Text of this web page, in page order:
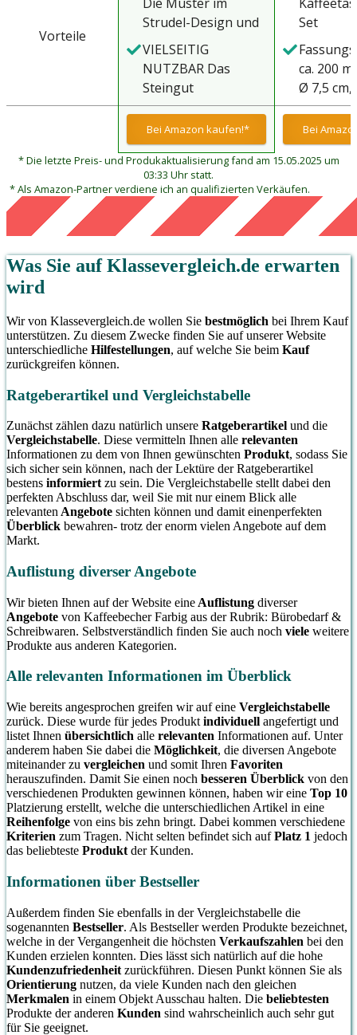
Vorteile
Strudel-Design und
bunten Farben
erinnern an einen
Regenbogen - ein
echter Eye-Catcher
für Deine Küche und
den Frühstücks-
Tisch - in 6 tollen
und einzigartigen
Farbtönen
VIELSEITIG
NUTZBAR Das
Steingut
Kaffeebecher-Set
eignet sich natürlich
nicht nur als Tee- &
Kaffee-Pott groß
sondern auch als
Trink-Becher für
heißen Kakao &
Schokolade oder als
Latte Mugs Set
Set
ca. 200
Ø 7,5 cm,
cm,
gängigen
Bei Amazon kaufen!* Bei
* Die letzte Preis- und Produkaktualisierung fand am 15.05.2025 um
03:33 Uhr statt.
* Als Amazon-Partner verdiene ich an qualifizierten Verkäufen.
Was Sie aufKlassevergleich.de erwarten
wird
Wir von Klassevergleich.de wollen Sie bestmöglich bei Ihrem Kauf
unterstützen. Zu diesem Zwecke finden Sie auf unserer Website
unterschiedliche Hilfestellungen, auf welche Sie beim Kauf
zurückgreifen können.
Ratgeberartikel und Vergleichstabelle
Zunächst zählen dazu natürlich unsere Ratgeberartikel und die
Vergleichstabelle. Diese vermitteln Ihnen alle relevanten
Informationen zu dem von Ihnen gewünschten Produkt, sodass Sie
sich sicher sein können, nach der Lektüre der Ratgeberartikel
bestens informiert zu sein. Die Vergleichstabelle stellt dabei den
perfekten Abschluss dar, weil Sie mit nur einem Blick alle
relevanten Angebote sichten können und damit einenperfekten
Überblick bewahren- trotz der enorm vielen Angebote auf dem
Markt.
Auflistung diverser Angebote
Wir bieten Ihnen auf der Website eine Auflistung diverser
Angebote von Kaffeebecher Farbig aus der Rubrik: Bürobedarf &
Schreibwaren. Selbstverständlich finden Sie auch noch viele weitere
Produkte aus anderen Kategorien.
Alle relevanten Informationen im Überblick
Wie bereits angesprochen greifen wir auf eine Vergleichstabelle
zurück. Diese wurde für jedes Produkt individuell angefertigt und
listet Ihnen übersichtlich alle relevanten Informationen auf. Unter
anderem haben Sie dabei die Möglichkeit, die diversen Angebote
miteinander zu vergleichen und somit Ihren Favoriten
herauszufinden. Damit Sie einen noch besseren Überblick von den
verschiedenen Produkten gewinnen können, haben wir eine Top 10
Platzierung erstellt, welche die unterschiedlichen Artikel in eine
Reihenfolge von eins bis zehn bringt. Dabei kommen verschiedene
Kriterien zum Tragen. Nicht selten befindet sich aufPlatz 1 jedoch
das beliebteste Produkt der Kunden.
Informationen über Bestseller
Außerdem finden Sie ebenfalls in der Vergleichstabelle die
sogenannten Bestseller. Als Bestseller werden Produkte bezeichnet,
welche in der Vergangenheit die höchsten Verkaufszahlen bei den
Kunden erzielen konnten. Dies lässt sich natürlich auf die hohe
Kundenzufriedenheit zurückführen. Diesen Punkt können Sie als
Orientierung nutzen, da viele Kunden nach den gleichen
Merkmalen in einem Objekt Ausschau halten. Die beliebtesten
Produkte der anderen Kunden sind wahrscheinlich auch sehr gut
für Sie geeignet.